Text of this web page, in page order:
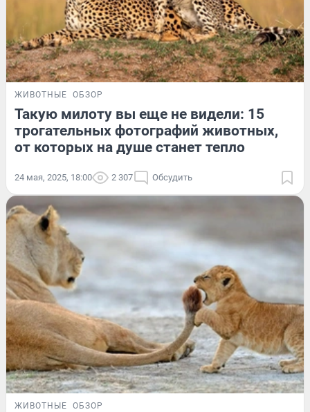
ЖИВОТНЫЕ ОБЗОР
Такую милоту вы еще не видели: 15
трогательных фотографий животных,
от которых на душе станет тепло
24 мая, 2025, 18:00 2 307 Обсудить
ЖИВОТНЫЕ ОБЗОР